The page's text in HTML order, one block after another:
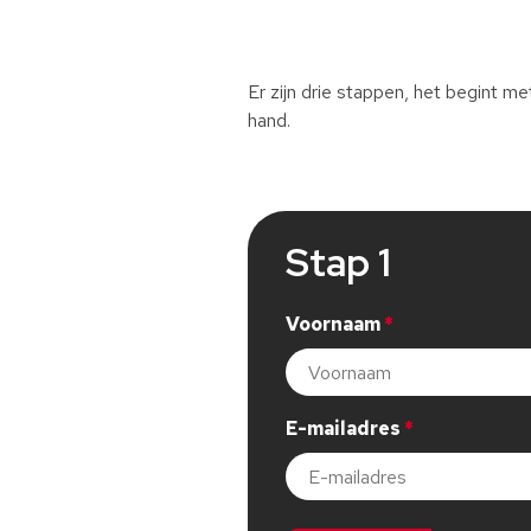
Er zijn drie stappen, het begint
hand.
Stap 1
Voornaam
Dit veld is verplicht, gelieve
E-mailadres
Dit veld is verplicht, gelieve